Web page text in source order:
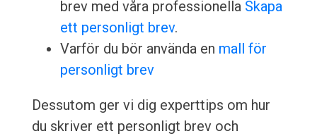
brev med våra professionella Skapa
ett personligt brev.
Varför du bör använda en mall för
personligt brev
Dessutom ger vi dig experttips om hur
du skriver ett personligt brev och